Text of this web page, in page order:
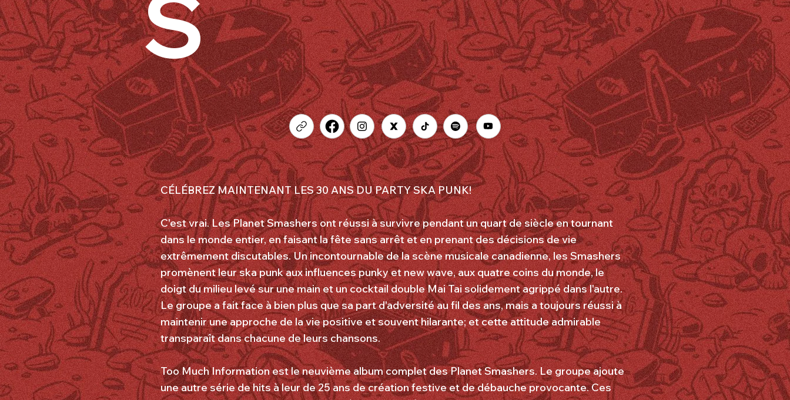
S
CÉLÉBREZ MAINTENANT LES 30 ANS DU PARTY SKA PUNK!
C'est vrai. Les Planet Smashers ont réussi à survivre pendant un quart de siècle en tournant
dans le monde entier, en faisant la fête sans arrêt et en prenant des décisions de vie
extrêmement discutables. Un incontournable de la scène musicale canadienne, les Smashers
promènent leur ska punk aux influences punky et new wave, aux quatre coins du monde, le
doigt du milieu levé sur une main et un cocktail double Mai Tai solidement agrippé dans l'autre.
Le groupe a fait face à bien plus que sa part d'adversité au fil des ans, mais a toujours réussi à
maintenir une approche de la vie positive et souvent hilarante; et cette attitude admirable
transparaît dans chacune de leurs chansons.
Too Much Information est le neuvième album complet des Planet Smashers. Le groupe ajoute
une autre série de hits à leur de 25 ans de création festive et de débauche provocante. Ces